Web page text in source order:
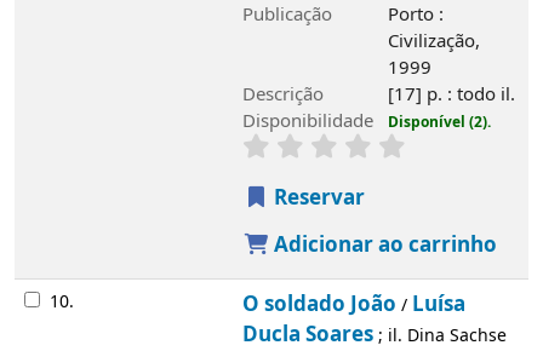
Publicação
Porto :
Civilização,
1999
Descrição
[17] p. : todo il.
Disponibilidade
Disponível (2).
Reservar
Adicionar ao carrinho
10. O soldado João / Luísa
Ducla Soares; il. Dina Sachse